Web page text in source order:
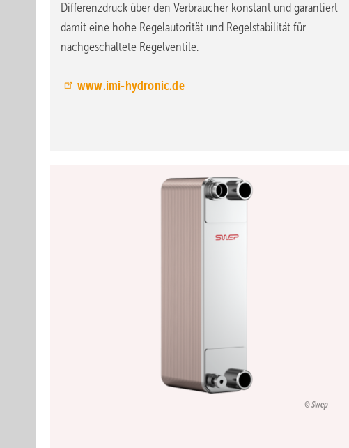
Differenzdruck über den Verbraucher konstant und garantiert
damit eine hohe Regelautorität und Regelstabilität für
nachgeschaltete Regelventile.
www.imi-hydronic.de
Swep